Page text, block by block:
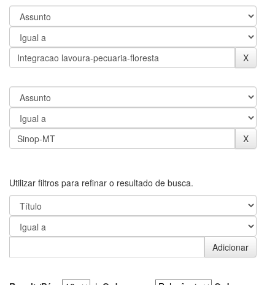
Utilizar filtros para refinar o resultado de busca.